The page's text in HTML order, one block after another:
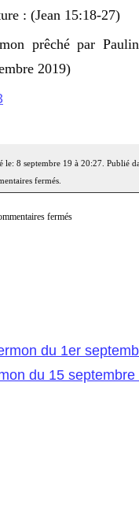
: (Jean 15:18-27)
prêché par
2019)
le: 8 septembre 19 à 20:27. Publié
fermés.
fermés
du 1er
du 15 septembre